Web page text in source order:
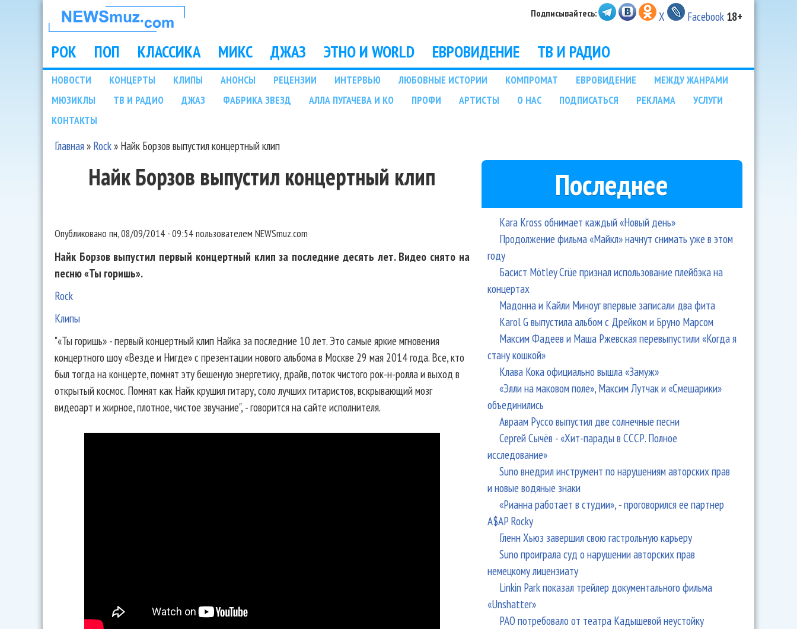
НОВОСТИ
МУЗЫКИ И
ШОУ БИЗНЕСА
NEWSMUZ.COM
Подписывайтесь: X Facebook 18+
Main menu
РОК ПОП КЛАССИКА МИКС ДЖАЗ ЭТНО И WORLD ЕВРОВИДЕНИЕ ТВ И РАДИО
Подразделы
НОВОСТИ КОНЦЕРТЫ КЛИПЫ АНОНСЫ РЕЦЕНЗИИ ИНТЕРВЬЮ ЛЮБОВНЫЕ ИСТОРИИ КОМПРОМАТ ЕВРОВИДЕНИЕ
МЕЖДУ ЖАНРАМИ
МЮЗИКЛЫ
ТВ И РАДИО ДЖАЗ ФАБРИКА ЗВЕЗД АЛЛА ПУГАЧЕВА И КО ПРОФИ АРТИСТЫ О НАС ПОДПИСАТЬСЯ РЕКЛАМА
УСЛУГИ
КОНТАКТЫ
Главная» Rock» Найк Борзов выпустил концертный клип
Найк Борзов выпустил концертный клип
Опубликовано пн, 08/09/2014 - 09:54пользователем NEWSmuz.com
Найк Борзов выпустил первый концертный клип за последние десять лет. Видео снято на
песню «Ты горишь».
Rock
Клипы
"«Ты горишь» - первый концертный клип Найка за последние 10 лет. Это самые яркие мгновения
концертного шоу «Везде и Нигде» с презентации нового альбома в Москве 29 мая 2014 года. Все, кто
был тогда на концерте, помнят эту бешеную энергетику, драйв, поток чистого рок-н-ролла и выход в
открытый космос. Помнят как Найк крушил гитару, соло лучших гитаристов, вскрывающий мозг
видеоарт и жирное, плотное, чистое звучание", - говорится на сайте исполнителя.
Последнее
Kara Kross обнимает каждый «Новый день»
Продолжение фильма «Майкл» начнут снимать уже в этом
году
Басист Mötley Crüe признал использование плейбэка на
концертах
Мадонна и Кайли Миноуг впервые записали два фита
Karol G выпустила альбом с Дрейком и Бруно Марсом
Максим Фадеев и Маша Ржевская перевыпустили «Когда я
стану кошкой»
Клава Кока официально вышла «Замуж»
«Элли на маковом поле», Максим Лутчак и «Смешарики»
объединились
Авраам Руссо выпустил две солнечные песни
Сергей Сычёв - «Хит-парады в СССР. Полное
исследование»
Suno внедрил инструмент по нарушениям авторских прав
и новые водяные знаки
«Рианна работает в студии», - проговорился ее партнер
A$AP Rocky
Гленн Хьюз завершил свою гастрольную карьеру
Suno проиграла суд о нарушении авторских прав
немецкому лицензиату
Linkin Park показал трейлер документального фильма
«Unshatter»
РАО потребовало от театра Кадышевой неустойку